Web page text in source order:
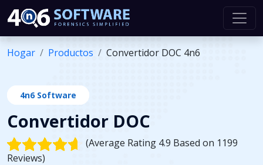
Hogar Productos Convertidor DOC 4n6
4n6 Software
Convertidor DOC
(Average Rating 4.9 Based on 1199
Reviews)